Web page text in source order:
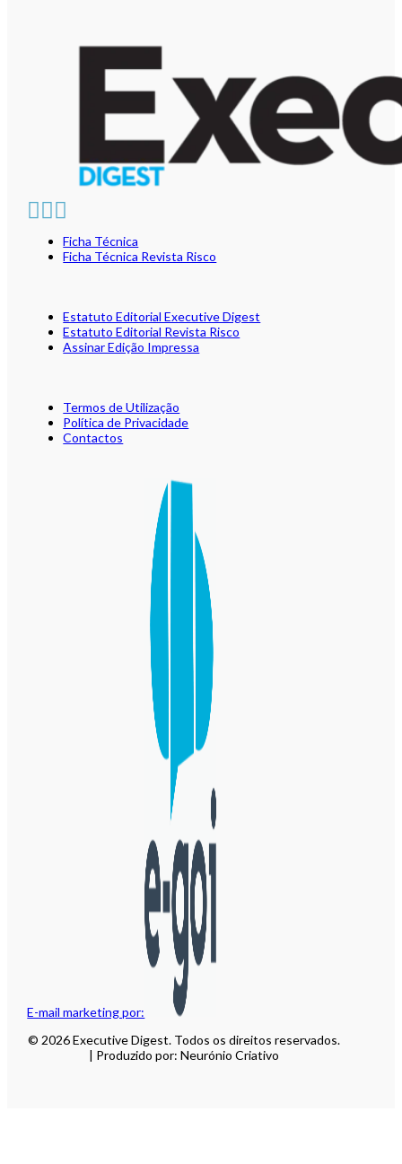
E-mail marketing por:
Ficha Técnica
Ficha Técnica Revista Risco
Estatuto Editorial Executive Digest
Estatuto Editorial Revista Risco
Assinar Edição Impressa
Termos de Utilização
Política de Privacidade
Contactos
© 2026 Executive Digest. Todos os direitos reservados.
| Produzido por: Neurónio Criativo